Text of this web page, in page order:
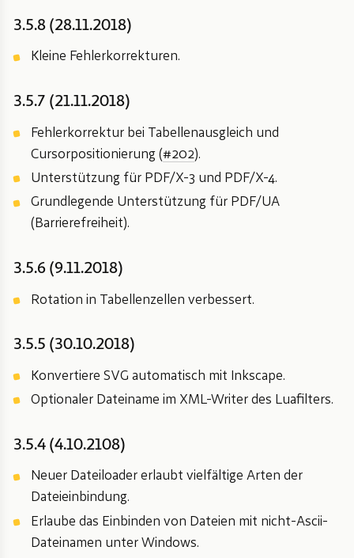
3.5.8 (28.11.2018)
Kleine Fehlerkorrekturen.
3.5.7 (21.11.2018)
Fehlerkorrektur bei Tabellenausgleich und
Cursorpositionierung (#202).
Unterstützung für PDF/X-3 und PDF/X-4.
Grundlegende Unterstützung für PDF/UA
(Barrierefreiheit).
3.5.6 (9.11.2018)
Rotation in Tabellenzellen verbessert.
3.5.5 (30.10.2018)
Konvertiere SVG automatisch mit Inkscape.
Optionaler Dateiname im XML-Writer des Luafilters.
3.5.4 (4.10.2108)
Neuer Dateiloader erlaubt vielfältige Arten der
Dateieinbindung.
Erlaube das Einbinden von Dateien mit nicht-Ascii-
Dateinamen unter Windows.